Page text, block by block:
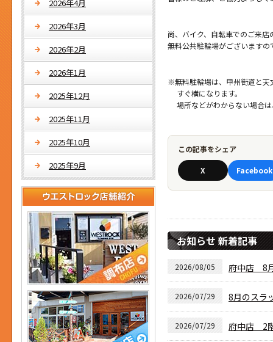
尚、バイク、自転車でのご来
無料公共駐輪場がございます
※無料駐輪場は、甲州街道と天
すぐ横になります。
場所などがわからない場合
この記事をシェア
X Facebook
お知らせ 新着記事
2026/08/05 府中店 8
2026/07/29 8月のスラ
2026/07/29 府中店 2
2026年4月
2026年3月
2026年2月
2026年1月
2025年12月
2025年11月
2025年10月
2025年9月